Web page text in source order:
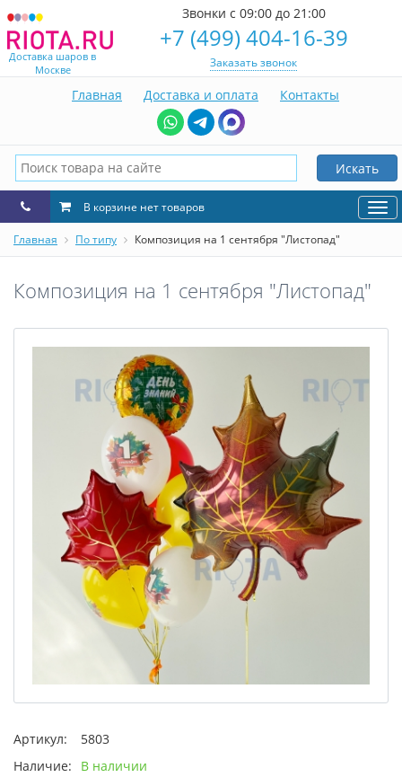
Доставка шаров в
Москве
Звонки с 09:00 до 21:00
+7 (499) 404-16-39
Заказать звонок
Главная Доставка и оплата Контакты
Искать
В корзине нет товаров
Главная По типу Композиция на 1 сентября "Листопад"
Композиция на 1 сентября "Листопад"
Артикул:
5803
Наличие:
В наличии